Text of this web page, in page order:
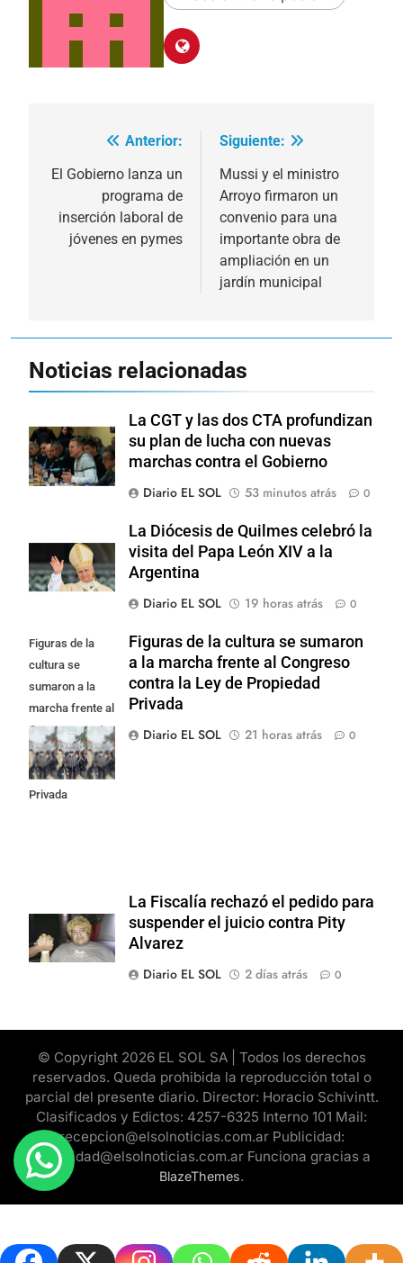
Navegación
de
entradas
Anterior:
El Gobierno lanza un
programa de
inserción laboral de
jóvenes en pymes
Siguiente:
Mussi y el ministro
Arroyo firmaron un
convenio para una
importante obra de
ampliación en un
jardín municipal
Noticias relacionadas
La CGT y las dos CTA profundizan
su plan de lucha con nuevas
marchas contra el Gobierno
Diario EL SOL
53 minutos atrás 0
La Diócesis de Quilmes celebró la
visita del Papa León XIV a la
Argentina
Diario EL SOL
19 horas atrás 0
Figuras de la
cultura se
sumaron a la
marcha frente al
Congreso contra
la Ley de
Propiedad
Privada
Figuras de la cultura se sumaron
a la marcha frente al Congreso
contra la Ley de Propiedad
Privada
Diario EL SOL
21 horas atrás 0
La Fiscalía rechazó el pedido para
suspender el juicio contra Pity
Alvarez
Diario EL SOL
2 días atrás 0
© Copyright 2026 EL SOL SA | Todos los derechos
reservados. Queda prohibida la reproducción total o
parcial del presente diario. Director: Horacio Schivintt.
Clasificados y Edictos: 4257-6325 Interno 101 Mail:
recepcion@elsolnoticias.com.ar Publicidad:
publicidad@elsolnoticias.com.ar Funciona gracias a
BlazeThemes.